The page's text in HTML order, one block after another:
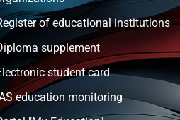
of educational institutions
supplement
student card
education monitoring